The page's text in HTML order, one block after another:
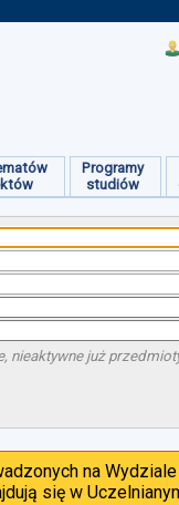
Programy
studiów
nieaktywne już
na
się w